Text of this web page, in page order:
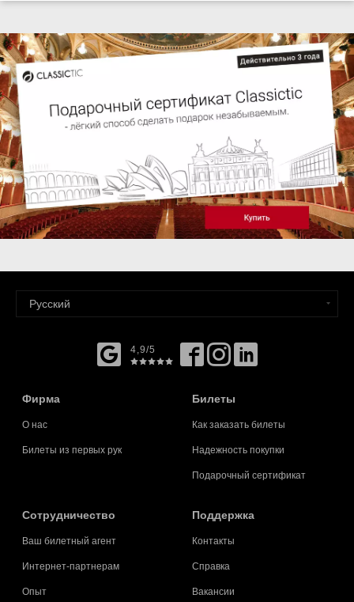
4,9/5
Фирма
О нас
Билеты из первых рук
Билеты
Как заказать билеты
Надежность покупки
Подарочный сертификат
Cотрудничество
Ваш билетный агент
Интернет-партнерам
Опыт
Поддержка
Контакты
Справка
Вакансии